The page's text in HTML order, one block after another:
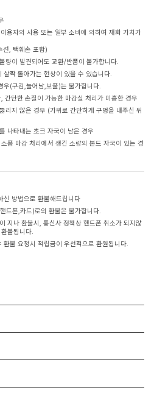
용자의 사용 또는 일부 소비에 의하여 재화 가치가
선, 택훼손 포함)
량이 발견되어도 교환/반품이 불가합니다.
짝 돌아가는 현상이 있을 수 있습니다.
우(구김,늘어남,보풀)는 불가합니다.
간단한 손질이 가능한 마감실 처리가 미흡한 경우
리지 않은 경우 (가위로 간단하게 구멍을 내주신 뒤
나타내는 초크 자국이 남은 경우
품 마감 처리에서 생긴 소량의 본드 자국이 있는 경
신 방법으로 환불해드립니다
드폰,카드)로의 환불은 불가합니다.
지나 환불시, 통신사 정책상 핸드폰 취소가 되지않
불됩니다.
불 요청시 적립금이 우선적으로 환원됩니다.